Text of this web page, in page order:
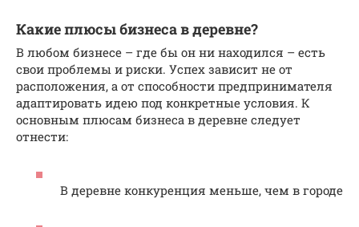
Какие плюсы бизнеса в деревне?
В любом бизнесе – где бы он ни находился – есть
свои проблемы и риски. Успех зависит не от
расположения, а от способности предпринимателя
адаптировать идею под конкретные условия. К
основным плюсам бизнеса в деревне следует
отнести:
В деревне конкуренция меньше, чем в городе